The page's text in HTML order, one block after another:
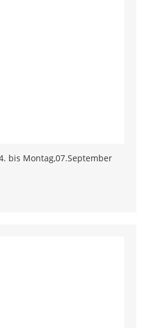
bis Montag,07.September